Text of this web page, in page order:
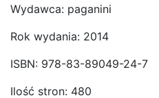
Wydawca: paganini
Rok wydania: 2014
ISBN: 978-83-89049-24-7
Ilość stron: 480